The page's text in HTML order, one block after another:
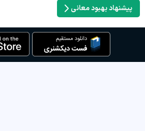
پیشنهاد بهبود معانی